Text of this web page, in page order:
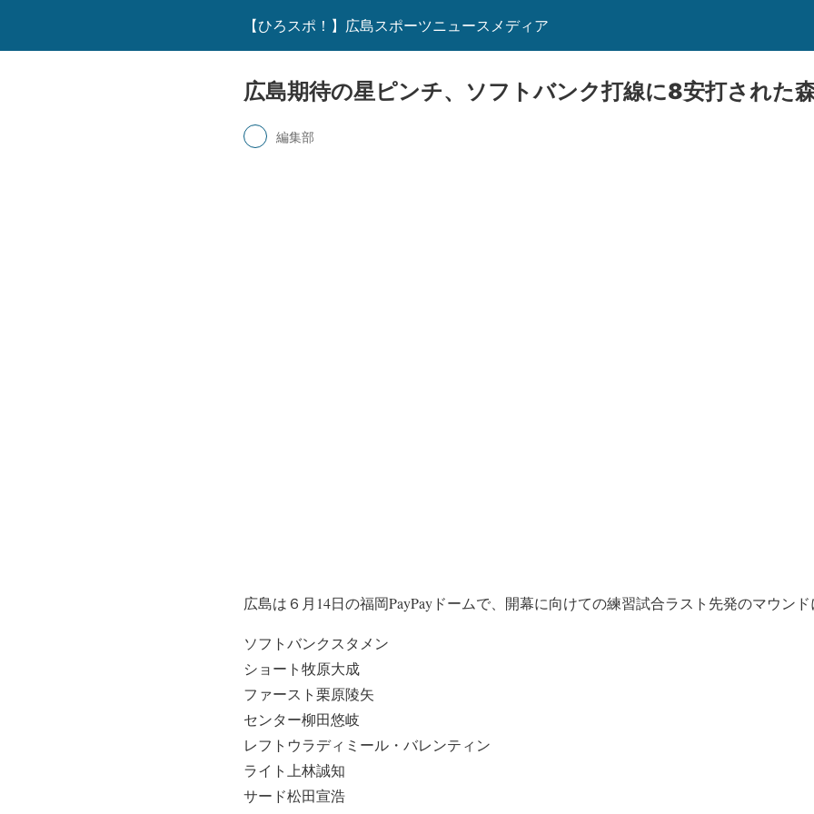
【ひろスポ！】広島スポーツニュースメディア
広島期待の星ピンチ、ソフトバンク打線に8安打された
編集部
広島は６月14日の福岡PayPayドームで、開幕に向けての練習試合ラスト先発のマウンド
ソフトバンクスタメン
ショート牧原大成
ファースト栗原陵矢
センター柳田悠岐
レフトウラディミール・バレンティン
ライト上林誠知
サード松田宣浩